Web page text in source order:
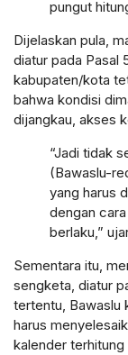
pungut
Dijelaskan pula,
diatur pada Pasal
kabupaten/kota
bahwa kondisi
dijangkau, akses
“Jadi tidak
(Bawaslu-
yang harus
dengan
berlaku,”
Sementara itu,
sengketa, diatur
tertentu, Bawaslu
harus
kalender